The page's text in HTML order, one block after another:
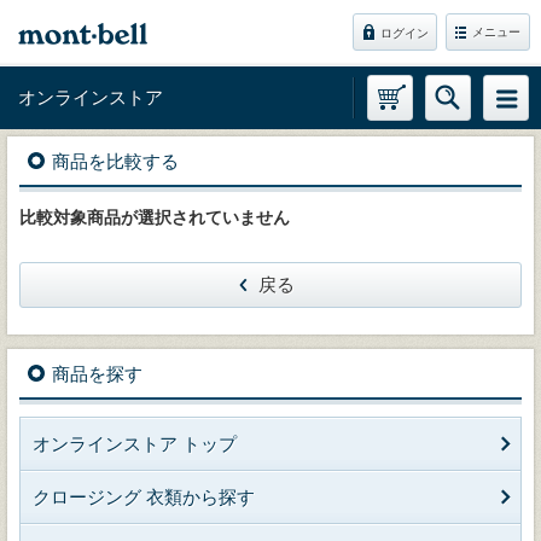
ログイン メニュー
オンラインストア
商品を比較する
比較対象商品が選択されていません
戻る
商品を探す
オンラインストア トップ
クロージング 衣類から探す